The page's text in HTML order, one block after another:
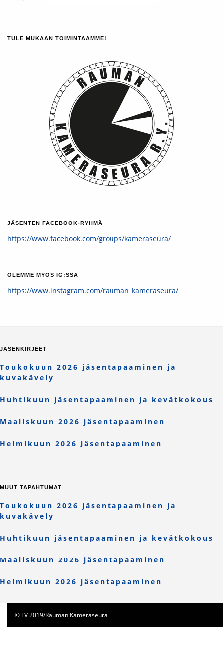
TULE MUKAAN TOIMINTAAMME!
JÄSENTEN FACEBOOK-RYHMÄ
https://www.facebook.com/groups/kameraseura/
OLEMME MYÖS IG:SSÄ
https://www.instagram.com/rauman_kameraseura/
JÄSENKIRJEET
Toukokuun 2026 jäsentapaaminen ja
kuvakävely
Huhtikuun jäsentapaaminen ja kevätkokous
Maaliskuun 2026 jäsentapaaminen
Helmikuun 2026 jäsentapaaminen
MUUT TAPAHTUMAT
Toukokuun 2026 jäsentapaaminen ja
kuvakävely
Huhtikuun jäsentapaaminen ja kevätkokous
Maaliskuun 2026 jäsentapaaminen
Helmikuun 2026 jäsentapaaminen
© LV 2019/Rauman Kameraseura